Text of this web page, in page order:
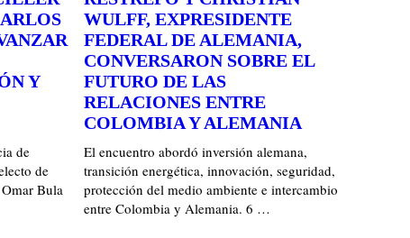
Y
de
de
Bula
WULFF, EXPRESIDENTE
FEDERAL DE ALEMANIA,
CONVERSARON SOBRE EL
FUTURO DE LAS
RELACIONES ENTRE
COLOMBIA Y ALEMANIA
El encuentro abordó inversión alemana,
transición energética, innovación, seguridad,
protección del medio ambiente e intercambio
entre Colombia y Alemania. 6 …